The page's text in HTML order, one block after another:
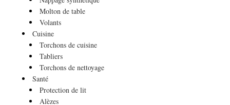
Molton de table
Volants
Cuisine
Torchons de cuisine
Tabliers
Torchons de nettoyage
Santé
Protection de lit
Alèzes